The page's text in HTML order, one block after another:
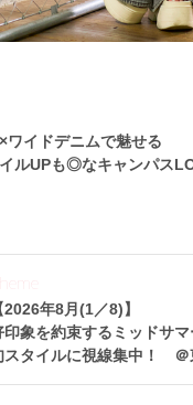
ワイドデニムで魅せる
ルUPも◎なキャンパス
2026年8月(1／8)】
印象を約束するミッドサマ
スタイルに視線集中！ ＠